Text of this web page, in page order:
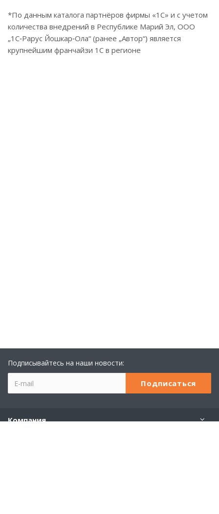
*По данным каталога партнёров фирмы «1С» и с учетом
количества внедрений в Республике Марий Эл, ООО
„1С‑Рарус Йошкар‑Ола“ (ранее „Автор“) является
крупнейшим франчайзи 1С в регионе
Подписывайтесь на наши новости:
Компания